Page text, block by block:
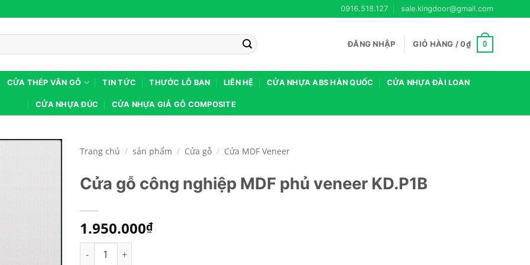
0916.518.127 sale.kingdoor@gmail.com
ĐĂNG NHẬP GIỎ HÀNG /0₫ 0
CỬA THÉP VÂN GỖ TIN TỨC THƯỚC LỖ BAN LIÊN HỆ CỬA NHỰA ABS HÀN QUỐC CỬA NHỰA ĐÀI LOAN
CỬA NHỰA ĐÚC CỬA NHỰA GIẢ GỖ COMPOSITE
Trang chủ / sản phẩm / Cửa gỗ / Cửa MDF Veneer
Cửa gỗ công nghiệp MDF phủ veneer KD.P1B
1.950.000₫
Cửa gỗ công nghiệp MDF phủ veneer KD.P1B số lượng